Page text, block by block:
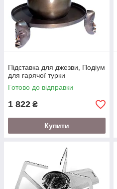
Підставка для джезви, Подіум
для гарячої турки
Готово до відправки
1 822 ₴
Купити